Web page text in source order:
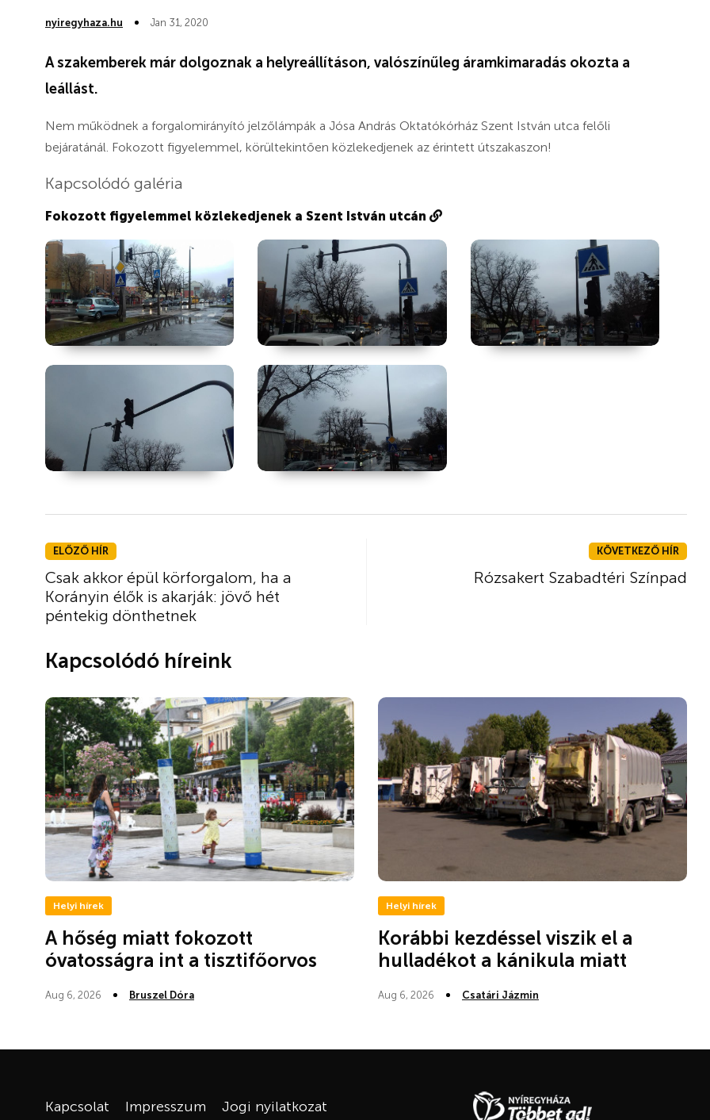
nyiregyhaza.hu Jan 31, 2020
A szakemberek már dolgoznak a helyreállításon, valószínűleg áramkimaradás okozta a
leállást.
Nem működnek a forgalomirányító jelzőlámpák a Jósa András Oktatókórház Szent István utca felőli
bejáratánál. Fokozott figyelemmel, körültekintően közlekedjenek az érintett útszakaszon!
Kapcsolódó galéria
Fokozott figyelemmel közlekedjenek a Szent István utcán
ELŐZŐ HÍR
Csak akkor épül körforgalom, ha a
Korányin élők is akarják: jövő hét
péntekig dönthetnek
KÖVETKEZŐ HÍR
Rózsakert Szabadtéri Színpad
Kapcsolódó híreink
Helyi hírek
A hőség miatt fokozott
óvatosságra int a tisztifőorvos
Aug 6, 2026 Bruszel Dóra
Helyi hírek
Korábbi kezdéssel viszik el a
hulladékot a kánikula miatt
Aug 6, 2026 Csatári Jázmin
Kapcsolat Impresszum Jogi nyilatkozat